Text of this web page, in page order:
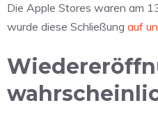
Die Apple Stores waren am
wurde diese Schließung auf